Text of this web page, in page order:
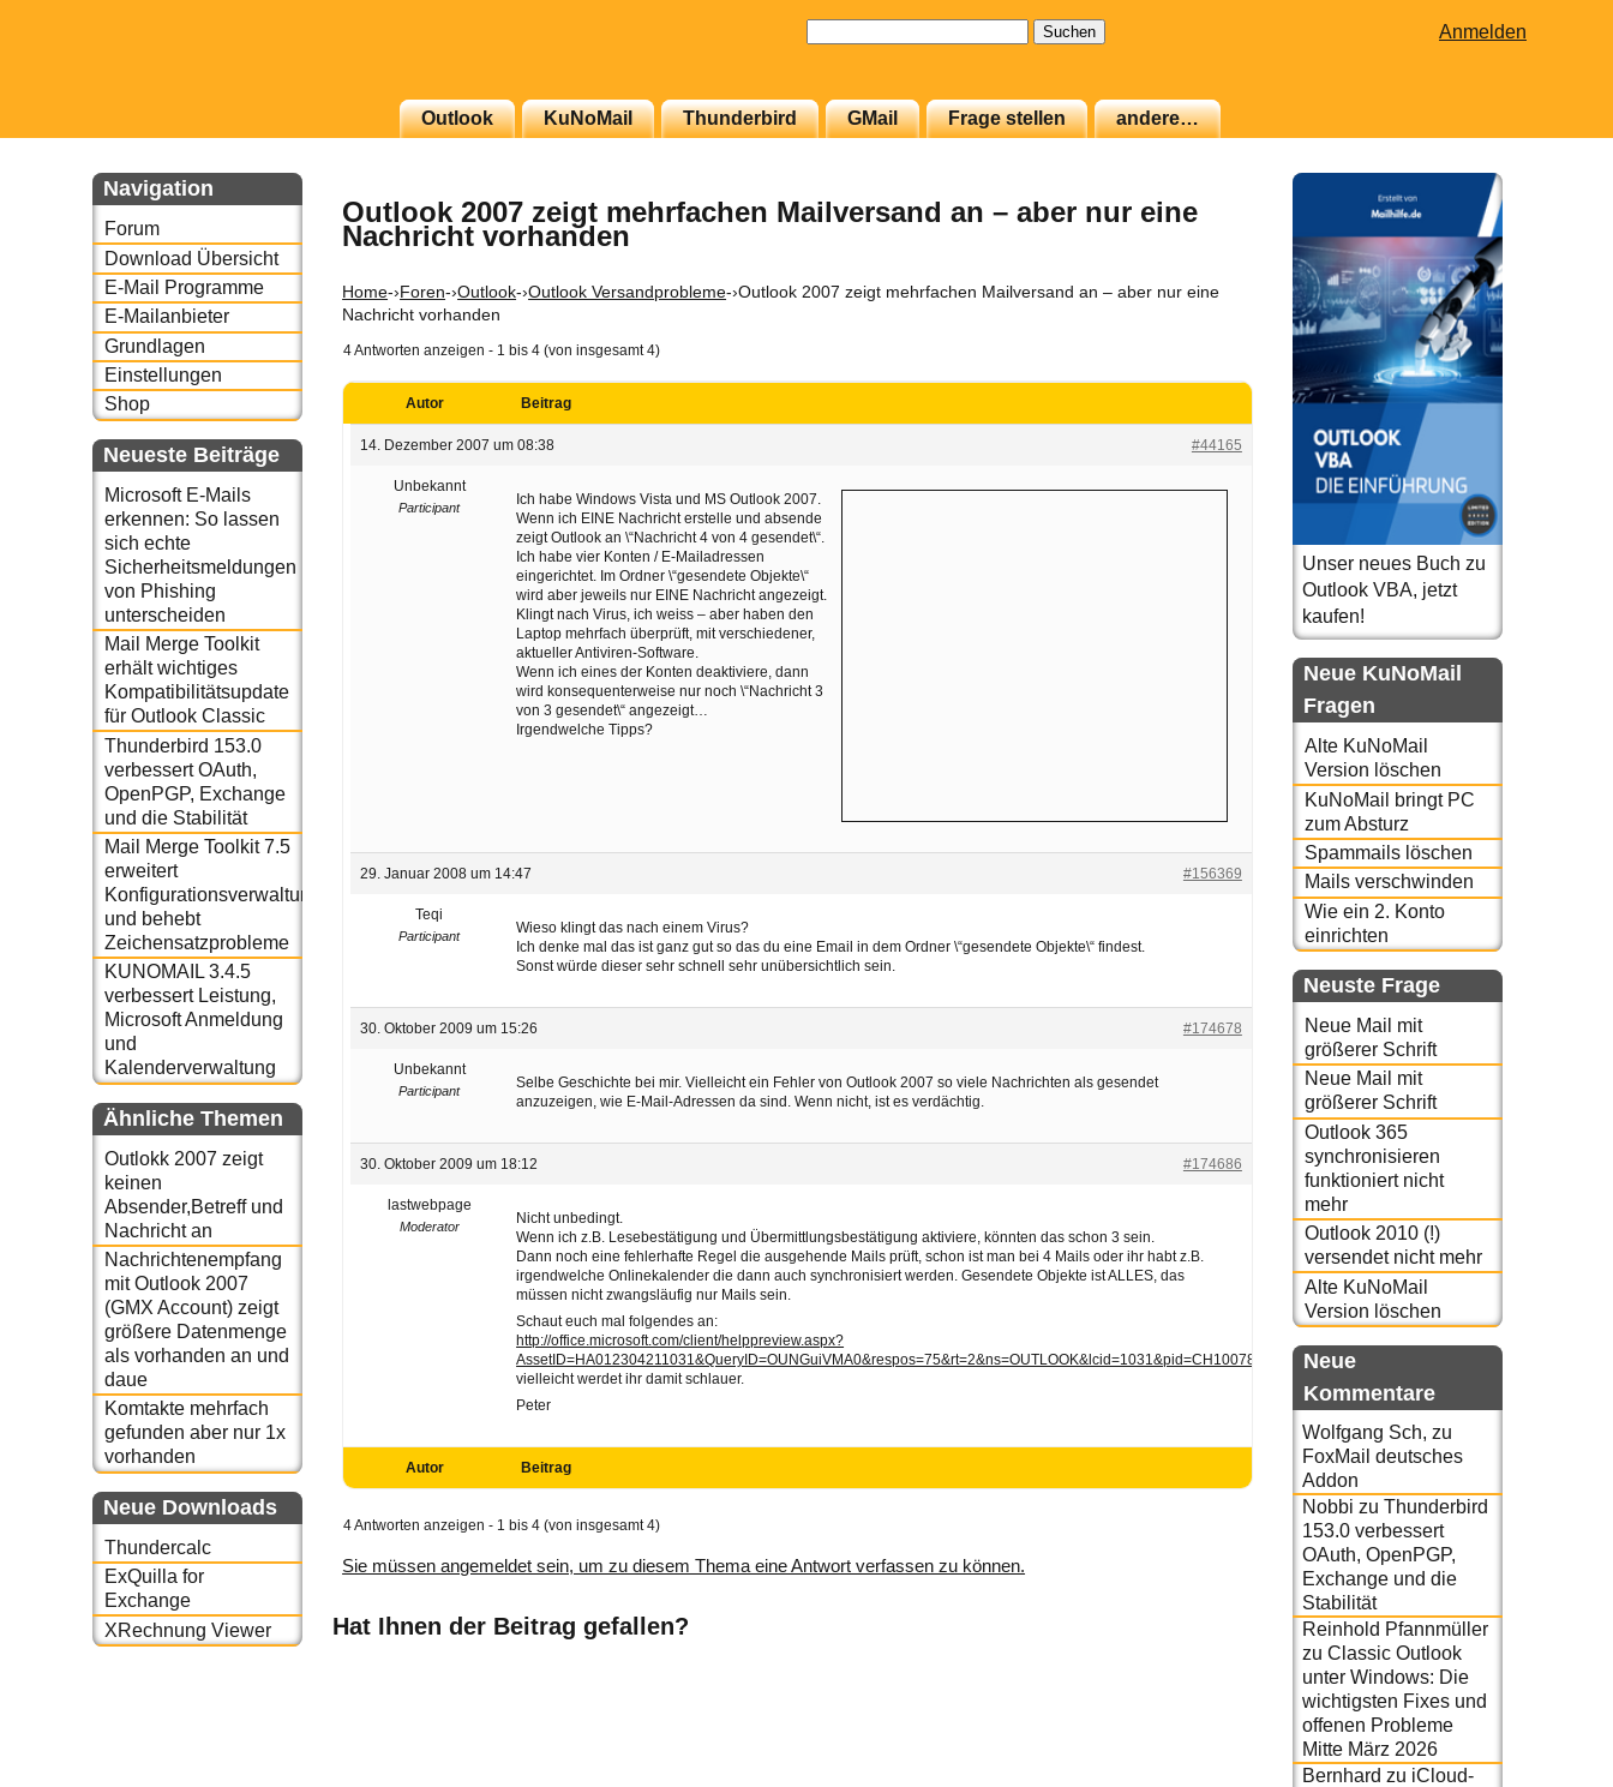
Anmelden
Outlook KuNoMail Thunderbird GMail Frage stellen andere…
Navigation
Forum
Download Übersicht
E-Mail Programme
E-Mailanbieter
Grundlagen
Einstellungen
Shop
Neueste Beiträge
Microsoft E-Mails
erkennen: So lassen
sich echte
Sicherheitsmeldungen
von Phishing
unterscheiden
Mail Merge Toolkit
erhält wichtiges
Kompatibilitätsupdate
für Outlook Classic
Thunderbird 153.0
verbessert OAuth,
OpenPGP, Exchange
und die Stabilität
Mail Merge Toolkit 7.5
erweitert
Konfigurationsverwaltung
und behebt
Zeichensatzprobleme
KUNOMAIL 3.4.5
verbessert Leistung,
Microsoft Anmeldung
und
Kalenderverwaltung
Ähnliche Themen
Outlokk 2007 zeigt
keinen
Absender,Betreff und
Nachricht an
Nachrichtenempfang
mit Outlook 2007
(GMX Account) zeigt
größere Datenmenge
als vorhanden an und
daue
Komtakte mehrfach
gefunden aber nur 1x
vorhanden
Neue Downloads
Thundercalc
ExQuilla for
Exchange
XRechnung Viewer
Outlook 2007 zeigt mehrfachen Mailversand an – aber nur eine
Nachricht vorhanden
Home-›Foren-›Outlook-›Outlook Versandprobleme-›Outlook 2007 zeigt mehrfachen Mailversand an – aber nur eine
Nachricht vorhanden
4 Antworten anzeigen - 1 bis 4 (von insgesamt 4)
Autor Beitrag
14. Dezember 2007 um 08:38 #44165
Unbekannt
Participant
Ich habe Windows Vista und MS Outlook 2007.
Wenn ich EINE Nachricht erstelle und absende
zeigt Outlook an \“Nachricht 4 von 4 gesendet\“.
Ich habe vier Konten / E-Mailadressen
eingerichtet. Im Ordner \“gesendete Objekte\“
wird aber jeweils nur EINE Nachricht angezeigt.
Klingt nach Virus, ich weiss – aber haben den
Laptop mehrfach überprüft, mit verschiedener,
aktueller Antiviren-Software.
Wenn ich eines der Konten deaktiviere, dann
wird konsequenterweise nur noch \“Nachricht 3
von 3 gesendet\“ angezeigt…
Irgendwelche Tipps?
29. Januar 2008 um 14:47 #156369
Teqi
Participant
Wieso klingt das nach einem Virus?
Ich denke mal das ist ganz gut so das du eine Email in dem Ordner \“gesendete Objekte\“ findest.
Sonst würde dieser sehr schnell sehr unübersichtlich sein.
30. Oktober 2009 um 15:26 #174678
Unbekannt
Participant
Selbe Geschichte bei mir. Vielleicht ein Fehler von Outlook 2007 so viele Nachrichten als gesendet
anzuzeigen, wie E-Mail-Adressen da sind. Wenn nicht, ist es verdächtig.
30. Oktober 2009 um 18:12 #174686
lastwebpage
Moderator
Nicht unbedingt.
Wenn ich z.B. Lesebestätigung und Übermittlungsbestätigung aktiviere, könnten das schon 3 sein.
Dann noch eine fehlerhafte Regel die ausgehende Mails prüft, schon ist man bei 4 Mails oder ihr habt z.B.
irgendwelche Onlinekalender die dann auch synchronisiert werden. Gesendete Objekte ist ALLES, das
müssen nicht zwangsläufig nur Mails sein.
Schaut euch mal folgendes an:
http://office.microsoft.com/client/helppreview.aspx?
AssetID=HA012304211031&QueryID=OUNGuiVMA0&respos=75&rt=2&ns=OUTLOOK&lcid=1031&pid=CH100788811031
vielleicht werdet ihr damit schlauer.
Peter
Autor Beitrag
4 Antworten anzeigen - 1 bis 4 (von insgesamt 4)
Sie müssen angemeldet sein, um zu diesem Thema eine Antwort verfassen zu können.
Hat Ihnen der Beitrag gefallen?
Unser neues Buch zu
Outlook VBA, jetzt
kaufen!
Neue KuNoMail
Fragen
Alte KuNoMail
Version löschen
KuNoMail bringt PC
zum Absturz
Spammails löschen
Mails verschwinden
Wie ein 2. Konto
einrichten
Neuste Frage
Neue Mail mit
größerer Schrift
Neue Mail mit
größerer Schrift
Outlook 365
synchronisieren
funktioniert nicht
mehr
Outlook 2010 (!)
versendet nicht mehr
Alte KuNoMail
Version löschen
Neue
Kommentare
Wolfgang Sch, zu
FoxMail deutsches
Addon
Nobbi zu Thunderbird
153.0 verbessert
OAuth, OpenPGP,
Exchange und die
Stabilität
Reinhold Pfannmüller
zu Classic Outlook
unter Windows: Die
wichtigsten Fixes und
offenen Probleme
Mitte März 2026
Bernhard zu iCloud-
oder auch